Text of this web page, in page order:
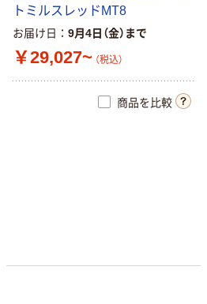
ト ミ ル ス レ ッ ド MT8
お届け日 9月4日（金）まで
￥29,027~ （税込）
商品を比較
ニチバン セロテ
ープ 大巻
￥124~ （税込）
イス
キングジム テプ